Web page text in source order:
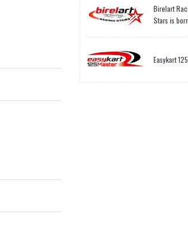
Birelart
Stars is born
Easykart